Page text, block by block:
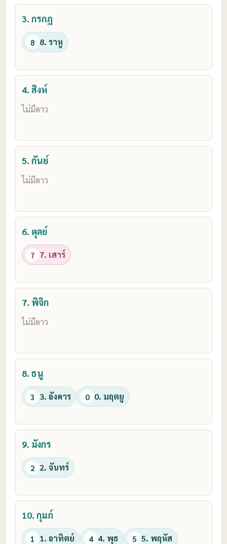
3. กรกฎ
8 8. ราหู
4. สิงห์
ไม่มีดาว
5. กันย์
ไม่มีดาว
6. ตุลย์
7 7. เสาร์
7. พิจิก
ไม่มีดาว
8. ธนู
3 3. อังคาร 0 0. มฤตยู
9. มังกร
2 2. จันทร์
10. กุมภ์
1 1. อาทิตย์ 4 4. พุธ 5 5. พฤหัส